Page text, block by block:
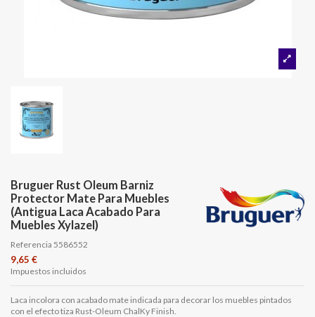
Bruguer Rust Oleum Barniz
Protector Mate Para Muebles
(Antigua Laca Acabado Para
Muebles Xylazel)
Referencia 5586552
9,65 €
Impuestos incluidos
Laca incolora con acabado mate indicada para decorar los muebles pintados
con el efecto tiza Rust-Oleum ChalKy Finish.